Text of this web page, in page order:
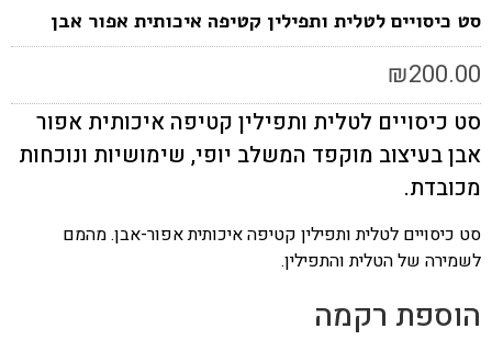
סט כיסויים לטלית ותפילין קטיפה איכותית אפור אבן
₪200.00
סט כיסויים לטלית ותפילין קטיפה איכותית אפור
אבן בעיצוב מוקפד המשלב יופי, שימושיות ונוכחות
מכובדת.
סט כיסויים לטלית ותפילין קטיפה איכותית אפור-אבן. מהמם
לשמירה של הטלית והתפילין.
הוספת רקמה